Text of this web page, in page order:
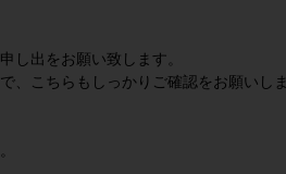
し出をお願い致します。
、こちらもしっかりご確認をお願いしま